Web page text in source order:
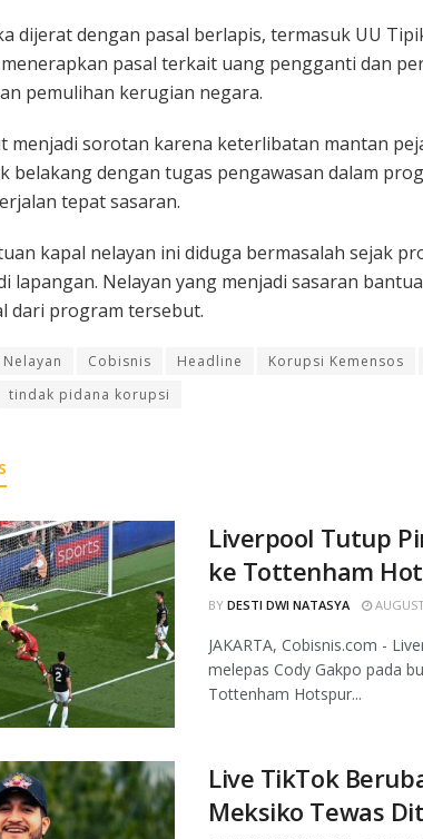
dijerat dengan pasal berlapis, termasuk UU
pasal terkait uang pengganti dan
pemulihan kerugian negara.
menjadi sorotan karena keterlibatan mantan
belakang dengan tugas pengawasan dalam
tepat sasaran.
kapal nelayan ini diduga bermasalah sejak
lapangan. Nelayan yang menjadi sasaran
dari program tersebut.
Cobisnis Headline Korupsi Kemensos
tindak pidana korupsi
Liverpool Tutup
ke Tottenham
BY DESTI DWI NATASYA
JAKARTA, Cobisnis.com -
melepas Cody Gakpo pada
Tottenham Hotspur...
Live TikTok
Meksiko Tewas